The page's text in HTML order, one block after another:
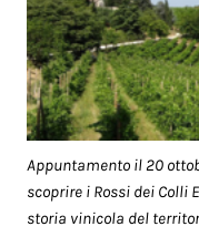
Appuntamento il 20
scoprire i Rossi dei Colli
storia vinicola del